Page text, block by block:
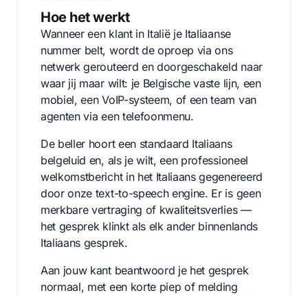
Hoe het werkt
Wanneer een klant in Italië je Italiaanse
nummer belt, wordt de oproep via ons
netwerk gerouteerd en doorgeschakeld naar
waar jij maar wilt: je Belgische vaste lijn, een
mobiel, een VoIP-systeem, of een team van
agenten via een telefoonmenu.
De beller hoort een standaard Italiaans
belgeluid en, als je wilt, een professioneel
welkomstbericht in het Italiaans gegenereerd
door onze text-to-speech engine. Er is geen
merkbare vertraging of kwaliteitsverlies —
het gesprek klinkt als elk ander binnenlands
Italiaans gesprek.
Aan jouw kant beantwoord je het gesprek
normaal, met een korte piep of melding